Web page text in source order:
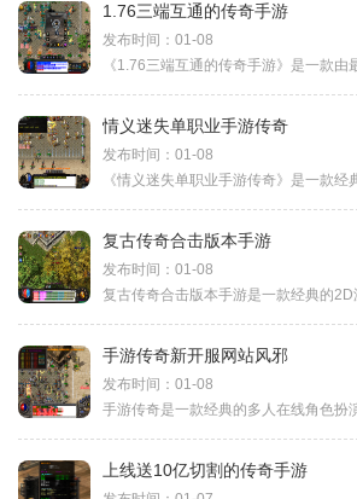
1.76三端互通的传奇手游
发布时间：01-08
情义迷失单职业手游传奇
发布时间：01-08
复古传奇合击版本手游
发布时间：01-08
手游传奇新开服网站风邪
发布时间：01-08
上线送10亿切割的传奇手游